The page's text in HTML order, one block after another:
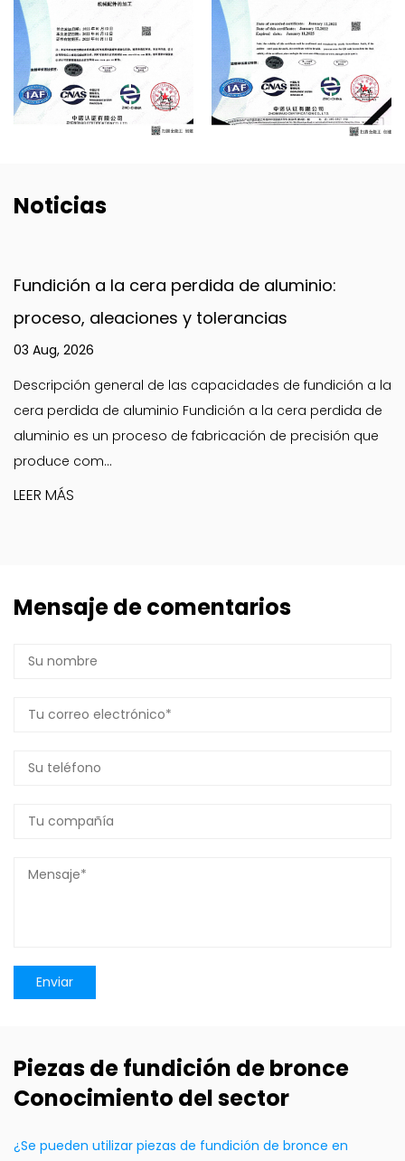
Noticias
de aluminio:
de fundición a la
a la cera perdida de
de precisión que
Piezas de máquinas de
para el mantenimiento y
El papel fundamental de las
máquinas para hacer helados
helado son la columna vertebral
Mensaje de comentarios
Piezas de fundición de bronce
Conocimiento del sector
¿Se pueden utilizar piezas de fundición de bronce en